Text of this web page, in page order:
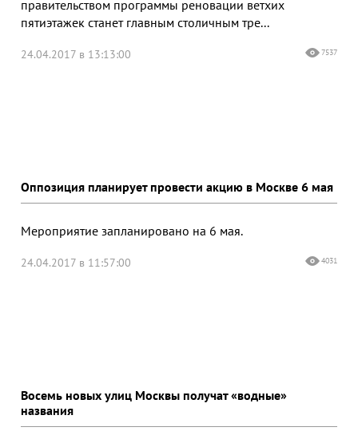
правительством программы реновации ветхих
пятиэтажек станет главным столичным тре...
24.04.2017 в 13:13:00 7537
Оппозиция планирует провести акцию в Москве 6 мая
Мероприятие запланировано на 6 мая.
24.04.2017 в 11:57:00 4031
Восемь новых улиц Москвы получат «водные»
названия